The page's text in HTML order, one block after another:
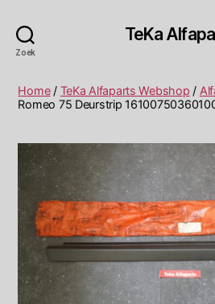
Zoek
TeKa
Home/ TeKa Alfaparts Webshop /
Romeo 75 Deurstrip